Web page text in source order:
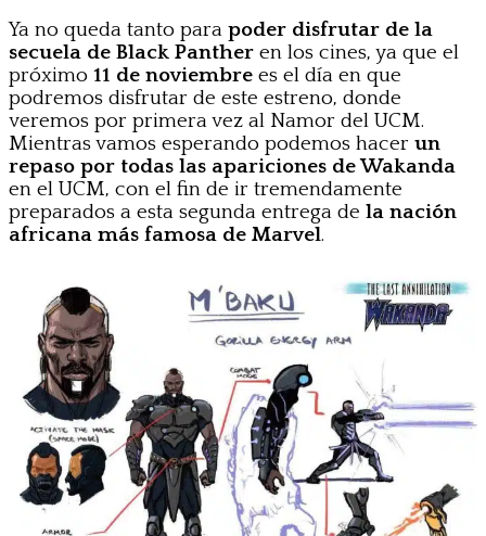
Ya no queda tanto para poder disfrutar de la
secuela de Black Panther en los cines, ya que el
próximo 11 de noviembre es el día en que
podremos disfrutar de este estreno, donde
veremos por primera vez al Namor del UCM.
Mientras vamos esperando podemos hacer un
repaso por todas las apariciones de Wakanda
en el UCM, con el fin de ir tremendamente
preparados a esta segunda entrega de la nación
africana más famosa de Marvel.